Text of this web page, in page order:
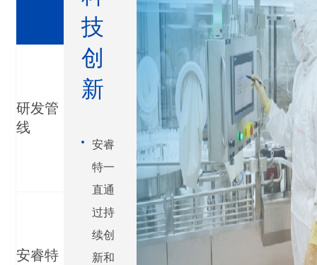
研发管
线
安睿特
技
创
新
安睿
特一
直通
过持
续创
新和